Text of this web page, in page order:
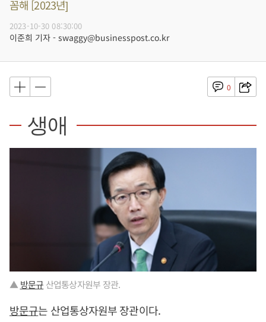
꼼해 [2023년]
2023-10-30 08:30:00
이준희 기자 - swaggy@businesspost.co.kr
0
생애
▲ 방문규 산업통상자원부 장관.
방문규는 산업통상자원부 장관이다.